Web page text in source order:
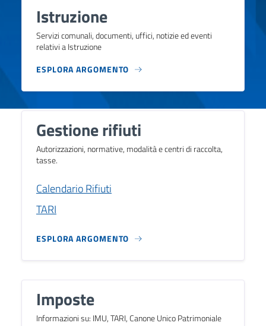
Istruzione
Servizi comunali, documenti, uffici, notizie ed eventi
relativi a Istruzione
ESPLORA ARGOMENTO
Gestione rifiuti
Autorizzazioni, normative, modalità e centri di raccolta,
tasse.
Calendario Rifiuti
TARI
ESPLORA ARGOMENTO
Imposte
Informazioni su: IMU, TARI, Canone Unico Patrimoniale